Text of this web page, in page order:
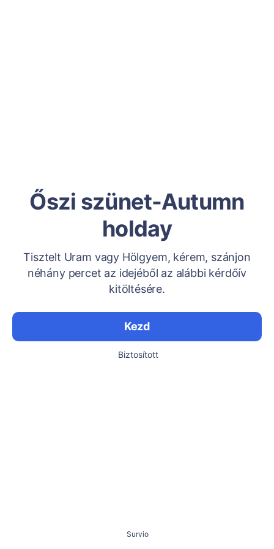
Őszi szünet-Autumn
holday
Tisztelt Uram vagy Hölgyem, kérem, szánjon
néhány percet az idejéből az alábbi kérdőív
kitöltésére.
Kezd
Biztosított
Survio